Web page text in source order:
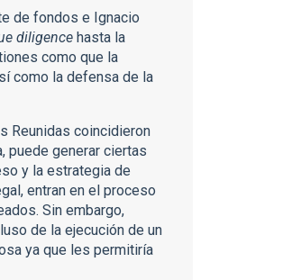
de fondos e Ignacio
diligence hasta la
como que la
como la defensa de la
Reunidas coincidieron
puede generar ciertas
y la estrategia de
entran en el proceso
Sin embargo,
de la ejecución de un
ya que les permitiría